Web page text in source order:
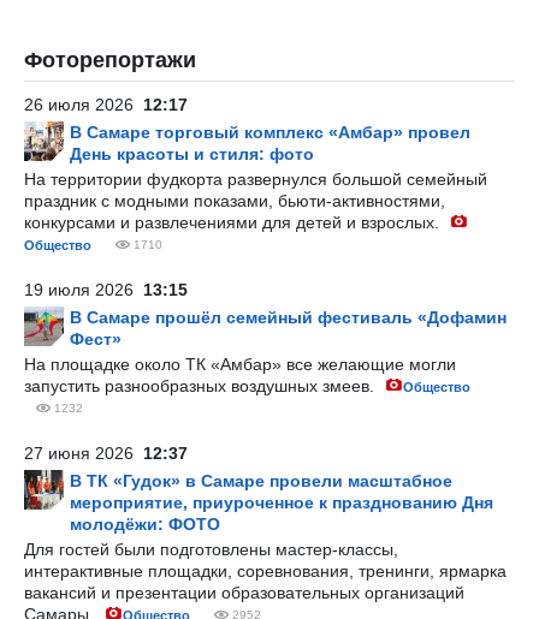
Фоторепортажи
26 июля 2026 12:17
В Самаре торговый комплекс «Амбар» провел
День красоты и стиля: фото
На территории фудкорта развернулся большой семейный
праздник с модными показами, бьюти-активностями,
конкурсами и развлечениями для детей и взрослых.
Общество 1710
19 июля 2026 13:15
В Самаре прошёл семейный фестиваль «Дофамин
Фест»
На площадке около ТК «Амбар» все желающие могли
запустить разнообразных воздушных змеев.
Общество
1232
27 июня 2026 12:37
В ТК «Гудок» в Самаре провели масштабное
мероприятие, приуроченное к празднованию Дня
молодёжи: ФОТО
Для гостей были подготовлены мастер-классы,
интерактивные площадки, соревнования, тренинги, ярмарка
вакансий и презентации образовательных организаций
Самары.
Общество 2952